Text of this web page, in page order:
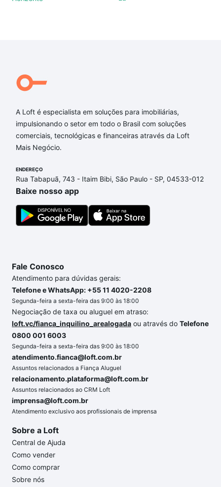
A Loft é especialista em soluções para imobiliárias,
impulsionando o setor em todo o Brasil com soluções
comerciais, tecnológicas e financeiras através da Loft
Mais Negócio.
ENDEREÇO
Rua Tabapuã, 743 - Itaim Bibi, São Paulo - SP, 04533-012
Baixe nosso app
Fale Conosco
Atendimento para dúvidas gerais:
Telefone e WhatsApp: +55 11 4020-2208
Segunda-feira a sexta-feira das 9:00 às 18:00
Negociação de taxa ou aluguel em atraso:
loft.vc/fianca_inquilino_arealogada ou através do Telefone
0800 001 6003
Segunda-feira a sexta-feira das 9:00 às 18:00
atendimento.fianca@loft.com.br
Assuntos relacionados a Fiança Aluguel
relacionamento.plataforma@loft.com.br
Assuntos relacionados ao CRM Loft
imprensa@loft.com.br
Atendimento exclusivo aos profissionais de imprensa
Sobre a Loft
Central de Ajuda
Como vender
Como comprar
Sobre nós